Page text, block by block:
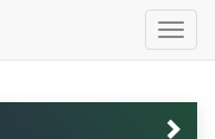
Toggle